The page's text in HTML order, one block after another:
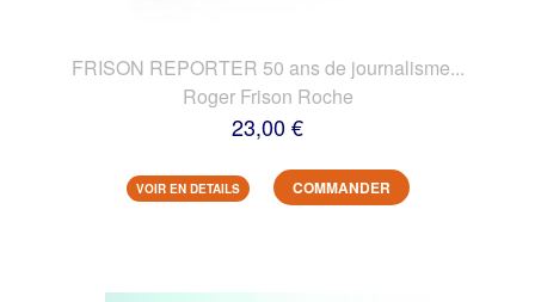
FRISON REPORTER 50 ans de journalisme...
Roger Frison Roche
23,00 €
VOIR EN DETAILS COMMANDER